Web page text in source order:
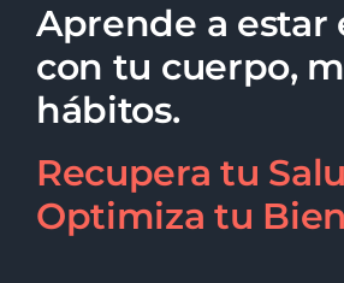
Aprende a estar
con tu cuerpo,
hábitos.
Recupera tu
Optimiza tu